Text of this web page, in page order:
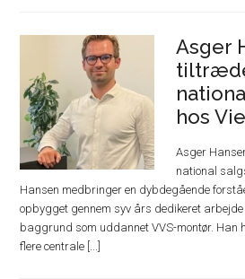
Asger
hos
Asger
national
Hansen medbringer en dybdegående
opbygget gennem syv års dedikeret
baggrund som uddannet VVS-montør. Han
flere centrale [...]